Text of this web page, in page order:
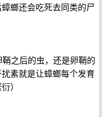
螂还会吃死去同类的尸
之后的虫，还是卵鞘的
素就是让蟑螂每个发育
）